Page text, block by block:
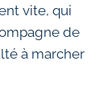
vite, qui
de
à marcher